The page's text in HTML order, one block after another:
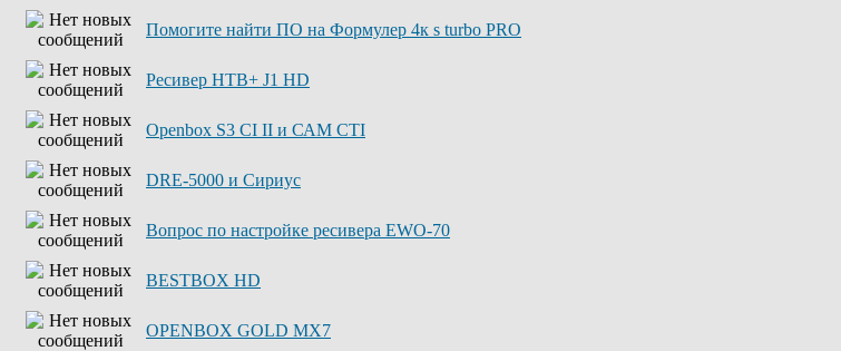
Помогите найти ПО на Формулер 4к s turbo PRO
Ресивер НТВ+ J1 HD
Openbox S3 CI II и САМ СТІ
DRE-5000 и Сириус
Вопрос по настройке ресивера EWO-70
BESTBOX HD
OPENBOX GOLD MX7